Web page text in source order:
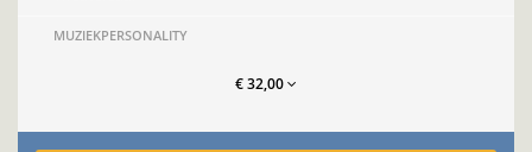
MUZIEKPERSONALITY
€ 32,00